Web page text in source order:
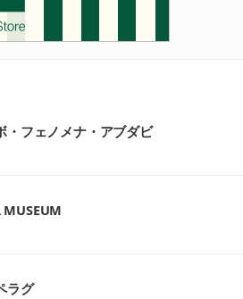
・フェノメナ・アブダビ
ラグ